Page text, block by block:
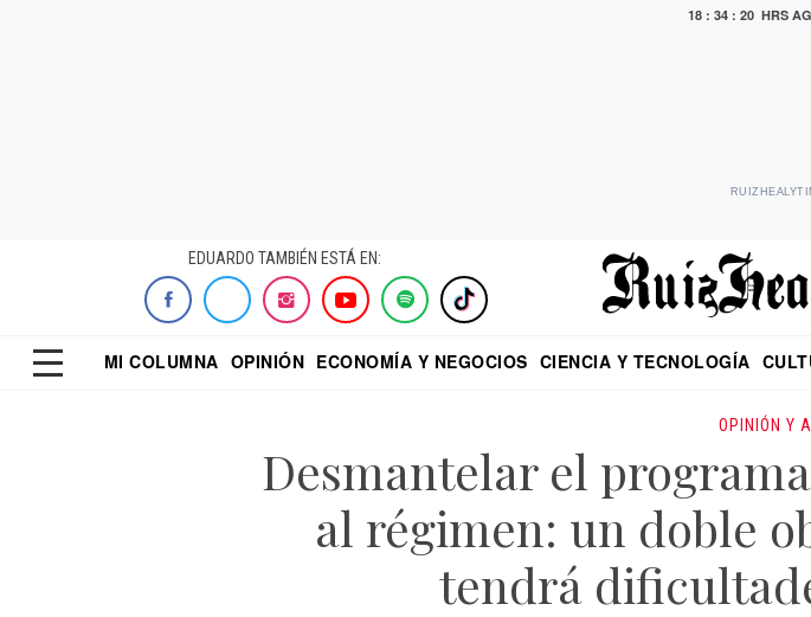
18 : 34 : 21 HRS
EDUARDO TAMBIÉN ESTÁ EN:
MI COLUMNA OPINIÓN ECONOMÍA Y NEGOCIOS CIENCIA Y TECNOLOGÍA
OPINIÓN Y
Desmantelar el
al régimen: un doble
tendrá